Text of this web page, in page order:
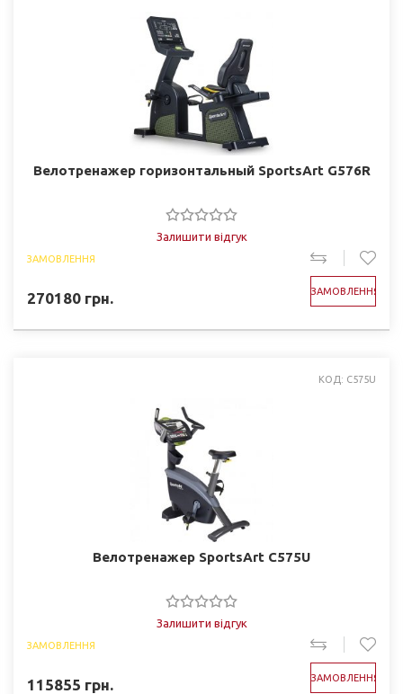
Велотренажер горизонтальный SportsArt G576R
Залишити відгук
ЗАМОВЛЕННЯ
270180 грн. ЗАМОВЛЕННЯ
КОД: C575U
Велотренажер SportsArt C575U
Залишити відгук
ЗАМОВЛЕННЯ
115855 грн. ЗАМОВЛЕННЯ